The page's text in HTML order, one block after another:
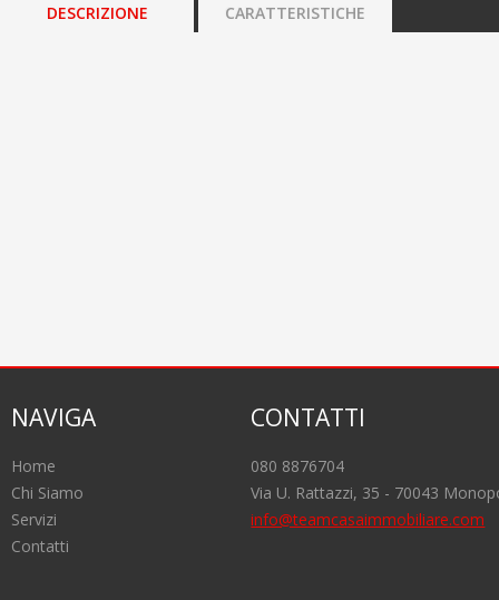
DESCRIZIONE CARATTERISTICHE
NAVIGA
Home
Chi Siamo
Servizi
Contatti
CONTATTI
080 8876704
Via U. Rattazzi, 35 - 70043
info@teamcasaimmobiliare.com